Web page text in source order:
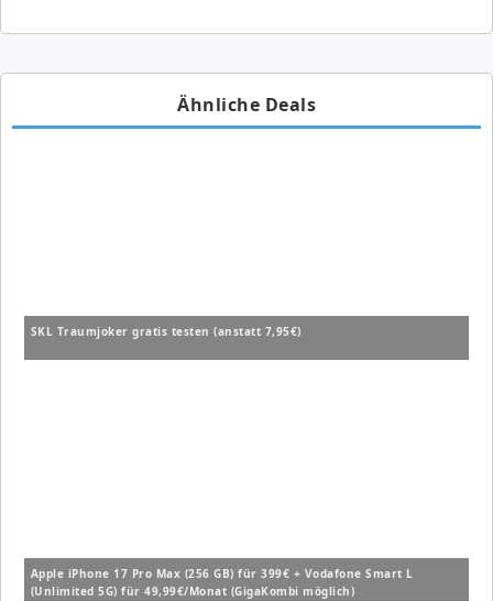
Ähnliche Deals
SKL Traumjoker gratis testen (anstatt 7,95€)
Apple iPhone 17 Pro Max (256 GB) für 399€ + Vodafone Smart L
(Unlimited 5G) für 49,99€/Monat (GigaKombi möglich)